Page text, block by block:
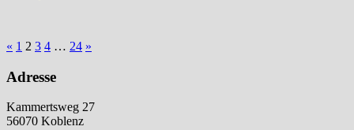
Seitennummerierung
der
« Vorherige
1 2 3 4 … 24 Nächste
»
Adresse
Kammertsweg 27
56070 Koblenz